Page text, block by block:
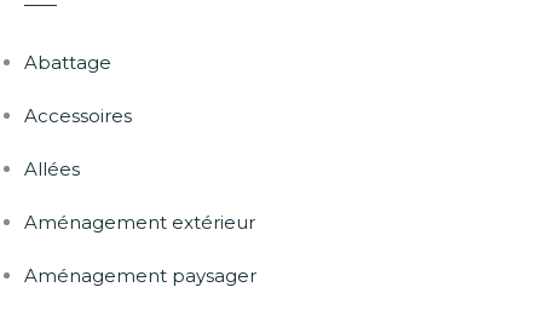
Abattage
Accessoires
Allées
Aménagement extérieur
Aménagement paysager